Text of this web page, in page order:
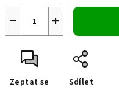
+
−
Zeptat se Sdílet